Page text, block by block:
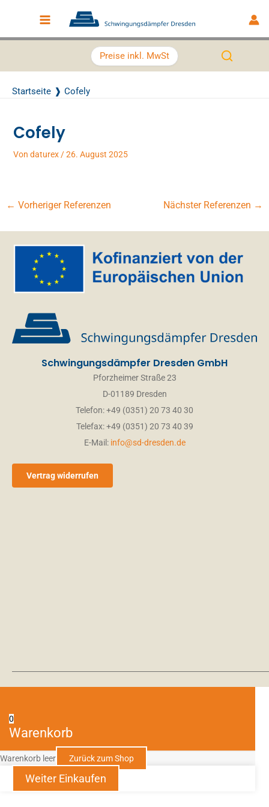
Main Menu
Preise inkl. MwSt
Startseite Cofely
Cofely
Von daturex /26. August 2025
← Vorheriger Referenzen Nächster Referenzen →
Schwingungsdämpfer Dresden GmbH
Pforzheimer Straße 23
D-01189 Dresden
Telefon: +49 (0351) 20 73 40 30
Telefax: +49 (0351) 20 73 40 39
E-Mail: info@sd-dresden.de
Vertrag widerrufen
0
Warenkorb
Warenkorb leer Zurück zum Shop
Weiter Einkaufen